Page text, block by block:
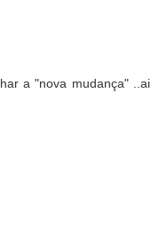
a "nova mudança" ..ai